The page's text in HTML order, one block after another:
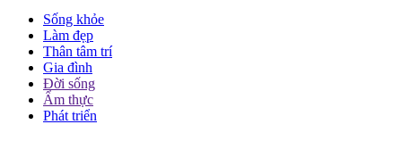
Sống khỏe
Làm đẹp
Thân tâm trí
Gia đình
Đời sống
Ẩm thực
Phát triển